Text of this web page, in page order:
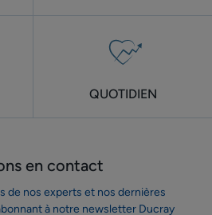
QUOTIDIEN
en contact
de nos experts et nos dernières
à notre newsletter Ducray